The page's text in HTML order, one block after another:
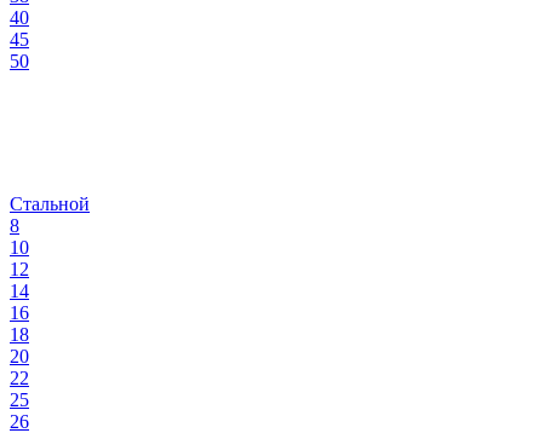
40
45
50
Стальной
8
10
12
14
16
18
20
22
25
26